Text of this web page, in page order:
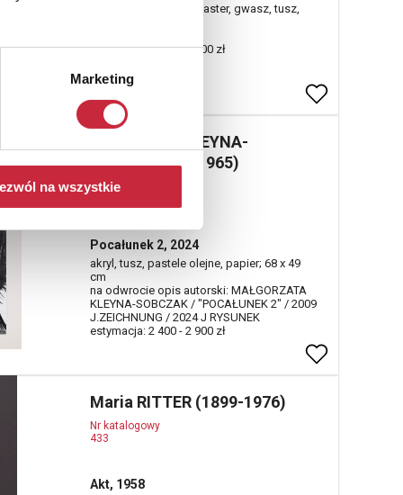
Marketing
na wszystkie
technika własna, flamaster, gwasz, tusz,
estymacja: 2 700 - 3 200 zł
Małgorzata KLEYNA-
SOBCZAK (ur. 1965)
Nr katalogowy
Pocałunek 2, 2024
akryl, tusz, pastele olejne, papier; 68 x 49
cm
na odwrocie opis autorski: MAŁGORZATA
KLEYNA-SOBCZAK / "POCAŁUNEK 2" / 2009
J.ZEICHNUNG / 2024 J RYSUNEK
estymacja: 2 400 - 2 900 zł
Maria RITTER (1899-1976)
Nr katalogowy
433
Akt, 1958